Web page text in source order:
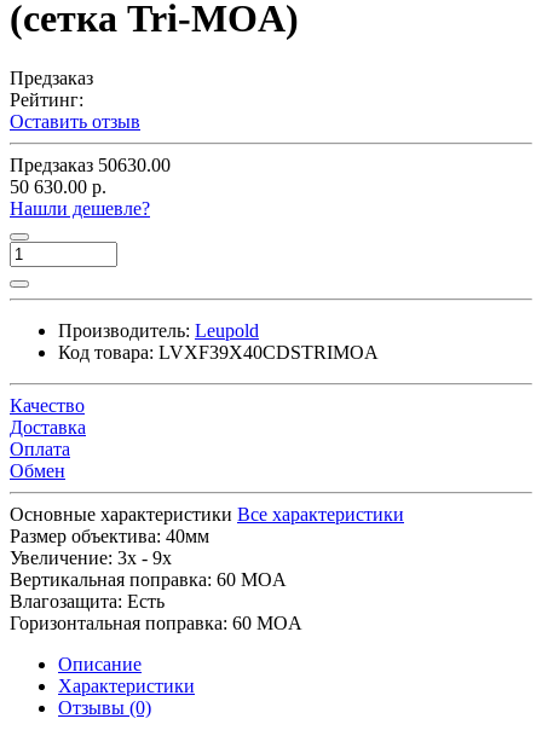
(сетка Tri-MOA)
Предзаказ
Рейтинг:
Оставить отзыв
Предзаказ 50630.00
50 630.00 р.
Нашли дешевле?
Производитель: Leupold
Код товара: LVXF39X40CDSTRIMOA
Качество
Доставка
Оплата
Обмен
Основные характеристики Все характеристики
Размер объектива: 40мм
Увеличение: 3x - 9x
Вертикальная поправка: 60 MOA
Влагозащита: Есть
Горизонтальная поправка: 60 MOA
Описание
Характеристики
Отзывы (0)